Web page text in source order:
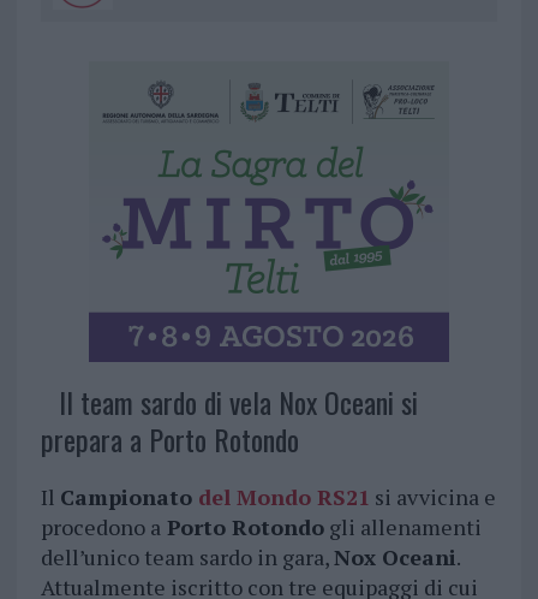
Il team sardo di vela Nox Oceani si
prepara a Porto Rotondo
Il Campionato del Mondo RS21 si avvicina e
procedono aPorto Rotondogli allenamenti
dell’unico team sardo in gara,Nox Oceani.
Attualmente iscritto con tre equipaggi di cui